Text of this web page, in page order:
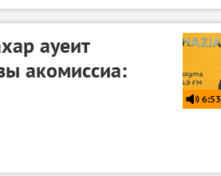
ауеит
акомиссиа:
6:53